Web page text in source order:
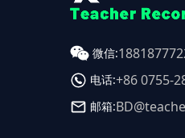
微信:
电话:+86 0755-
邮箱: